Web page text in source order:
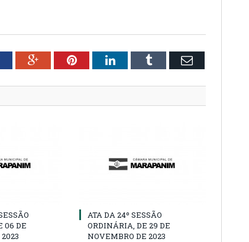
Google+PinterestLinkedInTumblr Email
06 DE
ATA DA 24º SESSÃO
ORDINÁRIA, DE 29 DE
NOVEMBRO DE 2023